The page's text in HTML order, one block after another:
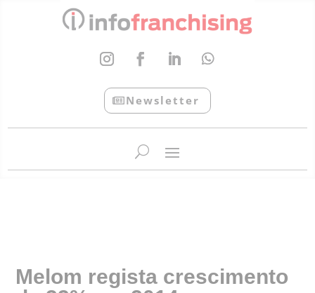
Newsletter
Melom regista crescimento